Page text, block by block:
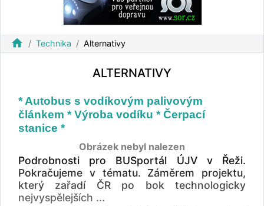
home Technika Alternativy
ALTERNATIVY
* Autobus s vodíkovým palivovým
článkem * Výroba vodíku * Čerpací
stanice *
Obrázek nebyl nalezen
Podrobnosti pro BUSportál ÚJV v Řeži.
Pokračujeme v tématu. Záměrem projektu,
který zařadí ČR po bok technologicky
nejvyspělejších ...